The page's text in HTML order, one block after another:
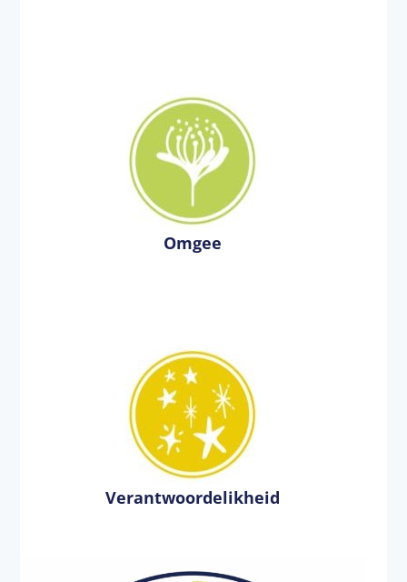
Omgee
Verantwoordelikheid